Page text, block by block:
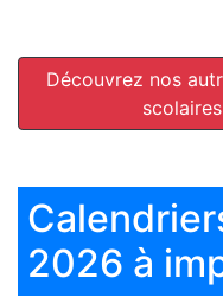
Découvrez nos
2026 à